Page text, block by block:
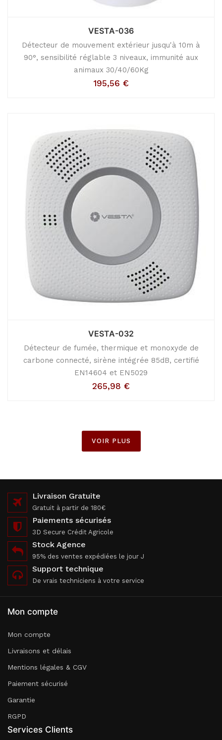
VESTA-036
Détecteur de mouvement extérieur jusqu'à 10m à
90°, sensibilité réglable 3 niveaux, immunité aux
animaux 30/40/60Kg
195,56 €
VESTA-032
Détecteur de fumée, thermique et monoxyde de
carbone connecté, sirène intégrée 85dB, certifié
EN14604 et EN5029
265,98 €
VOIR PLUS
Livraison Gratuite
Gratuit à partir de 180€
Paiements sécurisés
3D Secure Crédit Agricole
Stock Agence
95% des ventes expédiées le jour J
Support technique
De vrais techniciens à votre service
Mon compte
Mon compte
Livraisons et délais
Mentions légales & CGV
Paiement sécurisé
Garantie
RGPD
Services Clients